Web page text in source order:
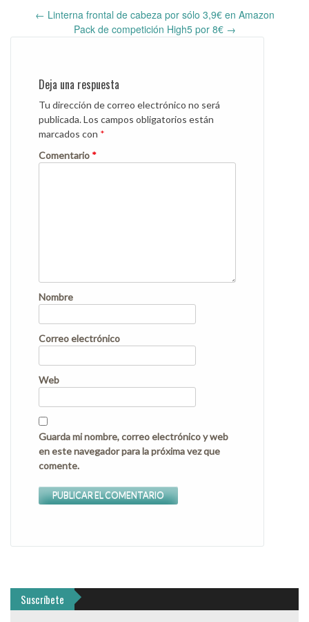
navigation
← Linterna frontal de cabeza por sólo 3,9€ en Amazon
Pack de competición High5 por 8€ →
Deja una respuesta
Tu dirección de correo electrónico no será
publicada.Los campos obligatorios están
marcados con *
Comentario *
Nombre
Correo electrónico
Web
Guarda mi nombre, correo electrónico y web
en este navegador para la próxima vez que
comente.
Suscríbete